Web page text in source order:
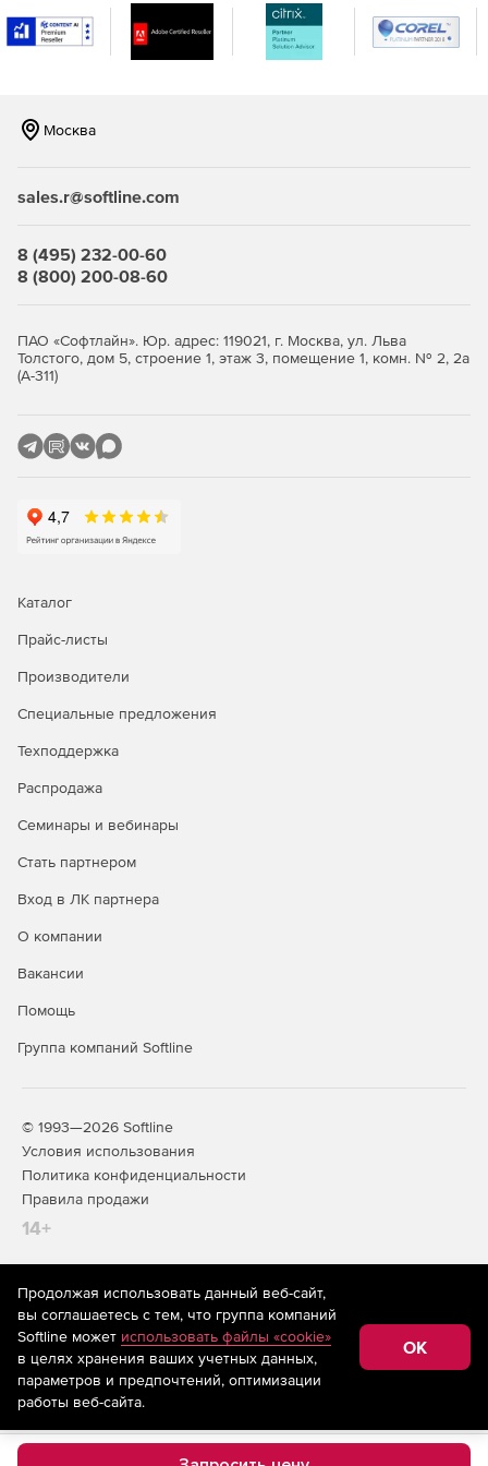
генерация отчетов.
Версии Zoho ManageEngine NetFlow Analyzer:
Professional Plus – редакция для малого и среднего
Москва
sales.r@softline.com
8 (495) 232-00-60
8 (800) 200-08-60
ПАО «Софтлайн». Юр. адрес: 119021, г. Москва, ул. Льва
Толстого, дом 5, строение 1, этаж 3, помещение 1, комн. № 2, 2а
(А-311)
Каталог
Прайс-листы
Производители
Специальные предложения
Техподдержка
Распродажа
Семинары и вебинары
Стать партнером
Вход в ЛК партнера
О компании
Вакансии
Помощь
Группа компаний Softline
© 1993—2026 Softline
Условия использования
Политика конфиденциальности
Правила продажи
14+
На информационном ресурсе store.softline.ru применяются
рекомендательные технологии(информационные технологии
предоставления информации на основе сбора,
систематизации и анализа сведений, относящихся к
предпочтениям пользователей сети «Интернет»,
находящихся на территории Российской Федерации)
Продолжая использовать данный веб-сайт,
вы соглашаетесь с тем, что группа компаний
Softline может использовать файлы «cookie»
в целях хранения ваших учетных данных,
параметров и предпочтений, оптимизации
работы веб-сайта.
OK